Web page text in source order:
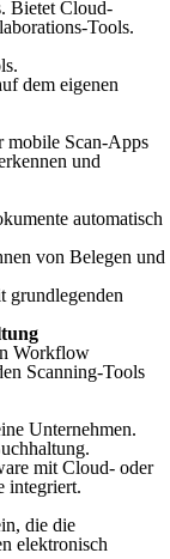
Bietet Cloud-
Tools.
dem eigenen
mobile Scan-Apps
und
automatisch
von Belegen und
grundlegenden
Workflow
Scanning-Tools
Unternehmen.
mit Cloud- oder
integriert.
die die
elektronisch